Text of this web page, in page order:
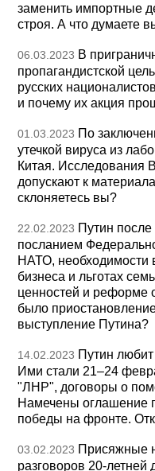
заменить импортные
строя. А что думаете
06.03.2023 В
пропагандистской
русских
и почему их акция
01.03.2023 По
утечкой вируса из
Китая. Исследования
допускают к
склоняетесь вы?
22.02.2023 Путин после
посланием
НАТО, необходимости
бизнеса и льготах
ценностей и реформе
было
выступление Путина?
14.02.2023 Путин
Ими стали 21–24
"ЛНР", договоры о
Намечены оглашение
победы на фронте.
03.02.2023 Присяжные
разговоров 20-летней